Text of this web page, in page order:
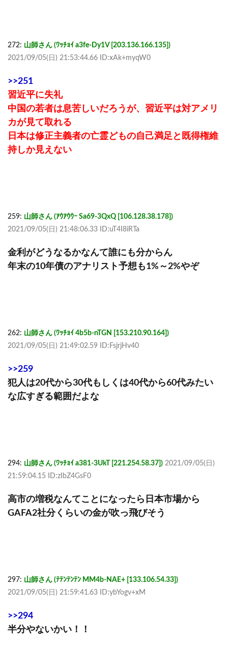
272: 山師さん (ﾜｯﾁｮｲ a3fe-Dy1V [203.136.166.135])
2021/09/05(日) 21:53:44.66 ID:xAk+myqW0
>>251
習近平に失礼
中国の若者は息苦しいだろうが、習近平は対アメリ
カが見て取れる
日本は修正主義者の亡霊どもの自己満足と既得権維
持しか見えない
259: 山師さん (ｱｳｱｳｳｰ Sa69-3QxQ [106.128.38.178])
2021/09/05(日) 21:48:06.33 ID:uT4I8iRTa
金利がどうなるかなんて誰にも分からん
年末の10年債のアナリスト予想も1%～2%やぞ
262: 山師さん (ﾜｯﾁｮｲ 4b5b-nTGN [153.210.90.164])
2021/09/05(日) 21:49:02.59 ID:FsjrjHv40
>>259
犯人は20代から30代もしくは40代から60代みたい
な広すぎる範囲だよな
294: 山師さん (ﾜｯﾁｮｲ a381-3UkT [221.254.58.37]) 2021/09/05(日)
21:59:04.15 ID:zIbZ4GsF0
高市の増税なんてことになったら日本市場から
GAFA2社分くらいの金が吹っ飛びそう
297: 山師さん (ﾃﾃﾝﾃﾝﾃﾝ MM4b-NAE+ [133.106.54.33])
2021/09/05(日) 21:59:41.63 ID:ybYogv+xM
>>294
半分やないかい！！